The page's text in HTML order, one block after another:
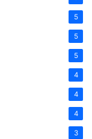
5
5
5
4
4
4
3